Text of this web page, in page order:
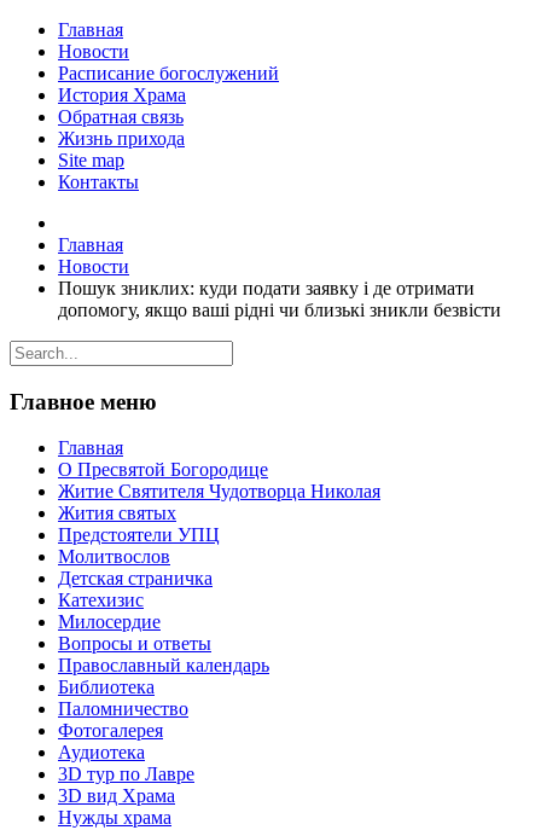
Главная
Новости
Расписание богослужений
История Храма
Обратная связь
Жизнь прихода
Site map
Контакты
Главная
Новости
Пошук зниклих: куди подати заявку і де отримати
допомогу, якщо ваші рідні чи близькі зникли безвісти
Главное меню
Главная
О Пресвятой Богородице
Житие Святителя Чудотворца Николая
Жития святых
Предстоятели УПЦ
Молитвослов
Детская страничка
Катехизис
Милосердие
Вопросы и ответы
Православный календарь
Библиотека
Паломничество
Фотогалерея
Аудиотека
3D тур по Лавре
3D вид Храма
Нужды храма